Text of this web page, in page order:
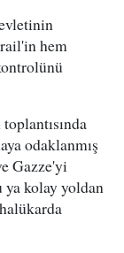
hem
odaklanmış
Gazze'yi
ya kolay yoldan